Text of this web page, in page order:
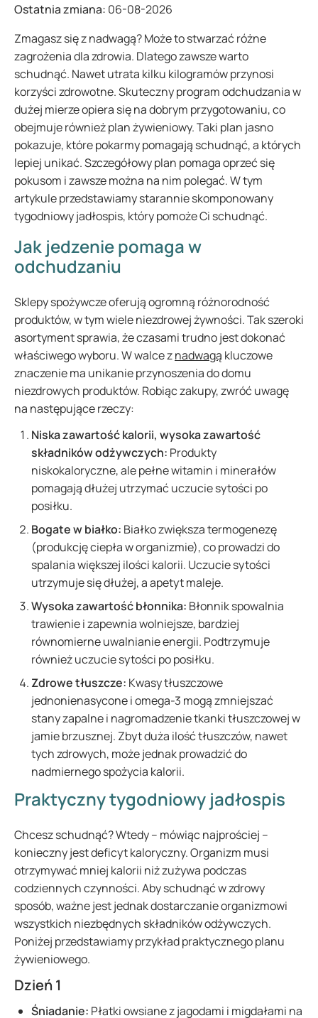
Ostatnia zmiana: 06-08-2026
Zmagasz się z nadwagą? Może to stwarzać różne
zagrożenia dla zdrowia. Dlatego zawsze warto
schudnąć. Nawet utrata kilku kilogramów przynosi
korzyści zdrowotne. Skuteczny program odchudzania w
dużej mierze opiera się na dobrym przygotowaniu, co
obejmuje również plan żywieniowy. Taki plan jasno
pokazuje, które pokarmy pomagają schudnąć, a których
lepiej unikać. Szczegółowy plan pomaga oprzeć się
pokusom i zawsze można na nim polegać. W tym
artykule przedstawiamy starannie skomponowany
tygodniowy jadłospis, który pomoże Ci schudnąć.
Jak jedzenie pomaga w
odchudzaniu
Sklepy spożywcze oferują ogromną różnorodność
produktów, w tym wiele niezdrowej żywności. Tak szeroki
asortyment sprawia, że czasami trudno jest dokonać
właściwego wyboru. W walce znadwagą kluczowe
znaczenie ma unikanie przynoszenia do domu
niezdrowych produktów. Robiąc zakupy, zwróć uwagę
na następujące rzeczy:
Niska zawartość kalorii, wysoka zawartość
składników odżywczych: Produkty
niskokaloryczne, ale pełne witamin i minerałów
pomagają dłużej utrzymać uczucie sytości po
posiłku.
Bogate w białko: Białko zwiększa termogenezę
(produkcję ciepła w organizmie), co prowadzi do
spalania większej ilości kalorii. Uczucie sytości
utrzymuje się dłużej, a apetyt maleje.
Wysoka zawartość błonnika: Błonnik spowalnia
trawienie i zapewnia wolniejsze, bardziej
równomierne uwalnianie energii. Podtrzymuje
również uczucie sytości po posiłku.
Zdrowe tłuszcze: Kwasy tłuszczowe
jednonienasycone i omega-3 mogą zmniejszać
stany zapalne i nagromadzenie tkanki tłuszczowej w
jamie brzusznej. Zbyt duża ilość tłuszczów, nawet
tych zdrowych, może jednak prowadzić do
nadmiernego spożycia kalorii.
Praktyczny tygodniowy jadłospis
Chcesz schudnąć? Wtedy – mówiąc najprościej –
konieczny jest deficyt kaloryczny. Organizm musi
otrzymywać mniej kalorii niż zużywa podczas
codziennych czynności. Aby schudnąć w zdrowy
sposób, ważne jest jednak dostarczanie organizmowi
wszystkich niezbędnych składników odżywczych.
Poniżej przedstawiamy przykład praktycznego planu
żywieniowego.
Dzień 1
Śniadanie: Płatki owsiane z jagodami i migdałami na